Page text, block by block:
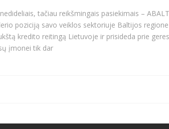
tačiau reikšmingais pasiekimais –
poziciją savo veiklos sektoriuje Baltijos
kredito reitingą Lietuvoje ir prisideda prie
įmonei tik dar